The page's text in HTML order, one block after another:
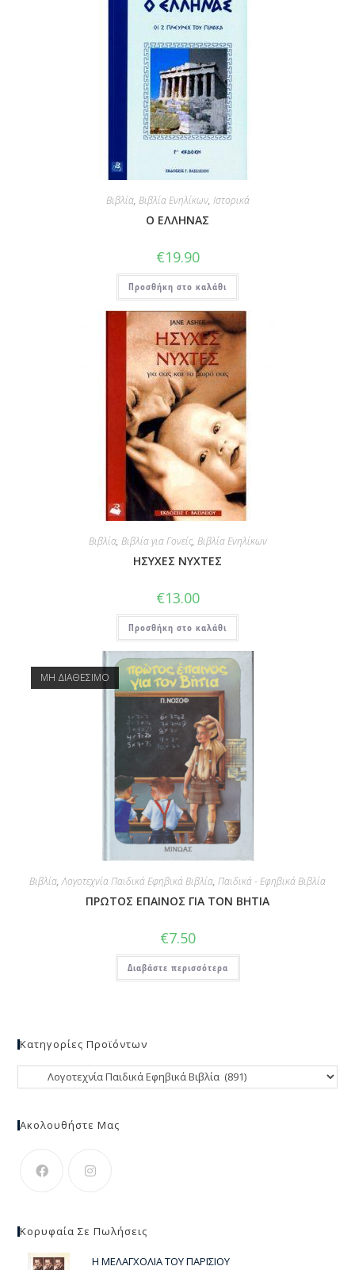
Βιβλία, Βιβλία Ενηλίκων, Ιστορικά
Ο ΕΛΛΗΝΑΣ
€19.90
Προσθήκη στο καλάθι
Βιβλία, Βιβλία για Γονείς, Βιβλία Ενηλίκων
ΗΣΥΧΕΣ ΝΥΧΤΕΣ
€13.00
Προσθήκη στο καλάθι
ΜΗ ΔΙΑΘΕΣΙΜΟ
Βιβλία,Λογοτεχνία Παιδικά Εφηβικά Βιβλία, Παιδικά - Εφηβικά Βιβλία
ΠΡΩΤΟΣ ΕΠΑΙΝΟΣ ΓΙΑ ΤΟΝ ΒΗΤΙΑ
€7.50
Διαβάστε περισσότερα
Κατηγορίες Προϊόντων
Ακολουθήστε Μας
Κορυφαία Σε Πωλήσεις
Η ΜΕΛΑΓΧΟΛΙΑ ΤΟΥ ΠΑΡΙΣΙΟΥ